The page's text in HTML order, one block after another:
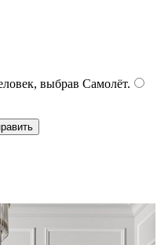
выбрав Самолёт.